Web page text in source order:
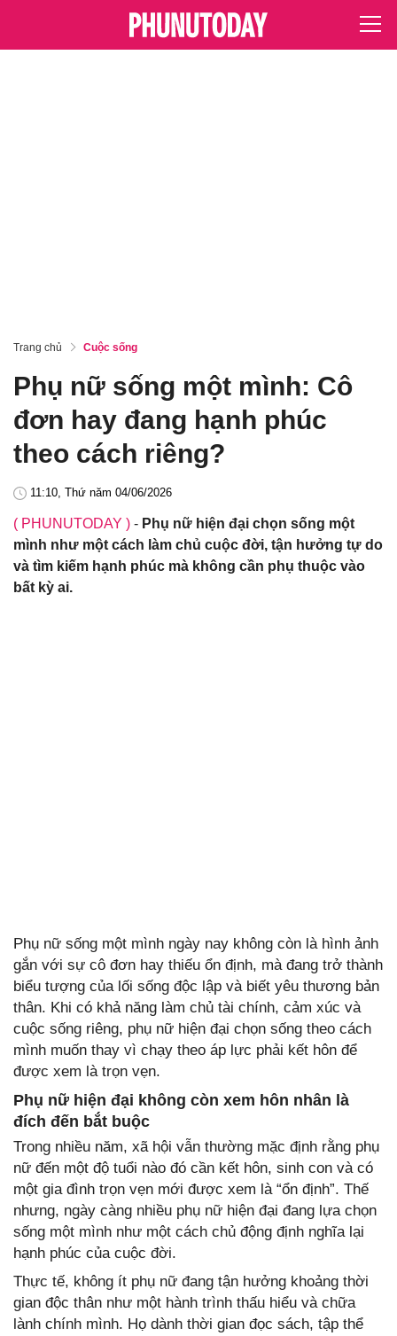
Trang chủ Cuộc sống
Phụ nữ sống một mình: Cô
đơn hay đang hạnh phúc
theo cách riêng?
11:10, Thứ năm 04/06/2026
( PHUNUTODAY ) - Phụ nữ hiện đại chọn sống một
mình như một cách làm chủ cuộc đời, tận hưởng tự do
và tìm kiếm hạnh phúc mà không cần phụ thuộc vào
bất kỳ ai.
Phụ nữ sống một mình ngày nay không còn là hình ảnh
gắn với sự cô đơn hay thiếu ổn định, mà đang trở thành
biểu tượng của lối sống độc lập và biết yêu thương bản
thân. Khi có khả năng làm chủ tài chính, cảm xúc và
cuộc sống riêng, phụ nữ hiện đại chọn sống theo cách
mình muốn thay vì chạy theo áp lực phải kết hôn để
được xem là trọn vẹn.
Phụ nữ hiện đại không còn xem hôn nhân là
đích đến bắt buộc
Trong nhiều năm, xã hội vẫn thường mặc định rằng phụ
nữ đến một độ tuổi nào đó cần kết hôn, sinh con và có
một gia đình trọn vẹn mới được xem là “ổn định”. Thế
nhưng, ngày càng nhiều phụ nữ hiện đại đang lựa chọn
sống một mình như một cách chủ động định nghĩa lại
hạnh phúc của cuộc đời.
Thực tế, không ít phụ nữ đang tận hưởng khoảng thời
gian độc thân như một hành trình thấu hiểu và chữa
lành chính mình. Họ dành thời gian đọc sách, tập thể